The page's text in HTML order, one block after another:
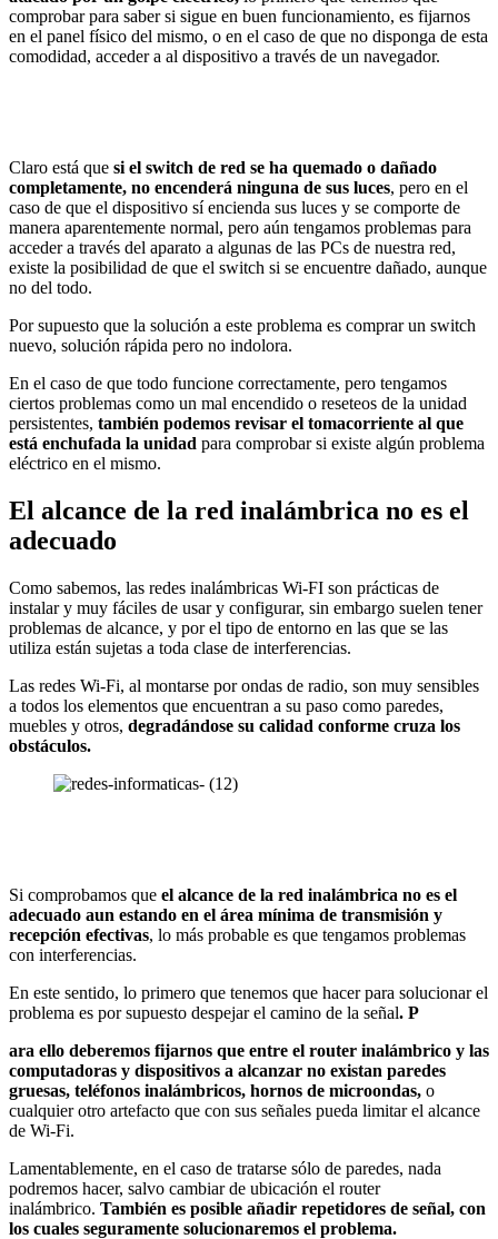
comprobar para saber si sigue en buen funcionamiento, es fijarnos
en el panel físico del mismo, o en el caso de que no disponga de esta
comodidad, acceder a al dispositivo a través de un navegador.
Claro está que si el switch de red se ha quemado o dañado
completamente, no encenderá ninguna de sus luces, pero en el
caso de que el dispositivo sí encienda sus luces y se comporte de
manera aparentemente normal, pero aún tengamos problemas para
acceder a través del aparato a algunas de las PCs de nuestra red,
existe la posibilidad de que el switch si se encuentre dañado, aunque
no del todo.
Por supuesto que la solución a este problema es comprar un switch
nuevo, solución rápida pero no indolora.
En el caso de que todo funcione correctamente, pero tengamos
ciertos problemas como un mal encendido o reseteos de la unidad
persistentes, también podemos revisar el tomacorriente al que
está enchufada la unidad para comprobar si existe algún problema
eléctrico en el mismo.
El alcance de la red inalámbrica no es el
adecuado
Como sabemos, las redes inalámbricas Wi-FI son prácticas de
instalar y muy fáciles de usar y configurar, sin embargo suelen tener
problemas de alcance, y por el tipo de entorno en las que se las
utiliza están sujetas a toda clase de interferencias.
Las redes Wi-Fi, al montarse por ondas de radio, son muy sensibles
a todos los elementos que encuentran a su paso como paredes,
muebles y otros, degradándose su calidad conforme cruza los
obstáculos.
Si comprobamos que el alcance de la red inalámbrica no es el
adecuado aun estando en el área mínima de transmisión y
recepción efectivas, lo más probable es que tengamos problemas
con interferencias.
En este sentido, lo primero que tenemos que hacer para solucionar el
problema es por supuesto despejar el camino de la señal. P
ara ello deberemos fijarnos que entre el router inalámbrico y las
computadoras y dispositivos a alcanzar no existan paredes
gruesas, teléfonos inalámbricos, hornos de microondas, o
cualquier otro artefacto que con sus señales pueda limitar el alcance
de Wi-Fi.
Lamentablemente, en el caso de tratarse sólo de paredes, nada
podremos hacer, salvo cambiar de ubicación el router
inalámbrico. También es posible añadir repetidores de señal, con
los cuales seguramente solucionaremos el problema.